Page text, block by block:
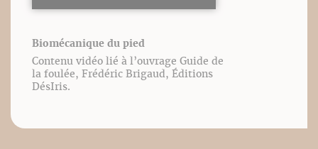
Biomécanique du pied
Contenu vidéo lié à l’ouvrage Guide de
la foulée, Frédéric Brigaud, Éditions
DésIris.